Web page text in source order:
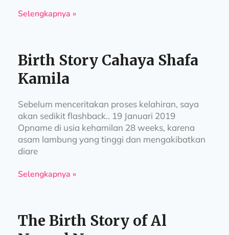
Selengkapnya »
Birth Story Cahaya Shafa
Kamila
Sebelum menceritakan proses kelahiran, saya
akan sedikit flashback.. 19 Januari 2019
Opname di usia kehamilan 28 weeks, karena
asam lambung yang tinggi dan mengakibatkan
diare
Selengkapnya »
The Birth Story of Al